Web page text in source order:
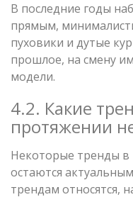
В последние годы
прямым,
пуховики и дутые
прошлое, на смену
модели.
4.2. Какие
протяжении
Некоторые тренды в
остаются
трендам относятся,